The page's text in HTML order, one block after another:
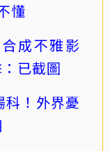
懂
成不雅影
已截圖
科！外界憂